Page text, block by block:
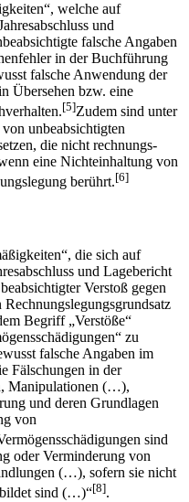
welche auf
und
falsche Angaben
in der Buchführung
falsche Anwendung der
Übersehen bzw. eine
[5]Zudem sind unter
unbeabsichtigten
die nicht rechnungs­
eine Nichteinhaltung von
berührt.[6]
die sich auf
und Lagebericht
Verstoß gegen
Begriff „Verstöße“
zu
falsche Angaben im
Fälschungen in der
Manipulationen (…),
und deren Grundlagen
von
sind
oder Verminderung von
(…), sofern sie nicht
sind (…)“[8].